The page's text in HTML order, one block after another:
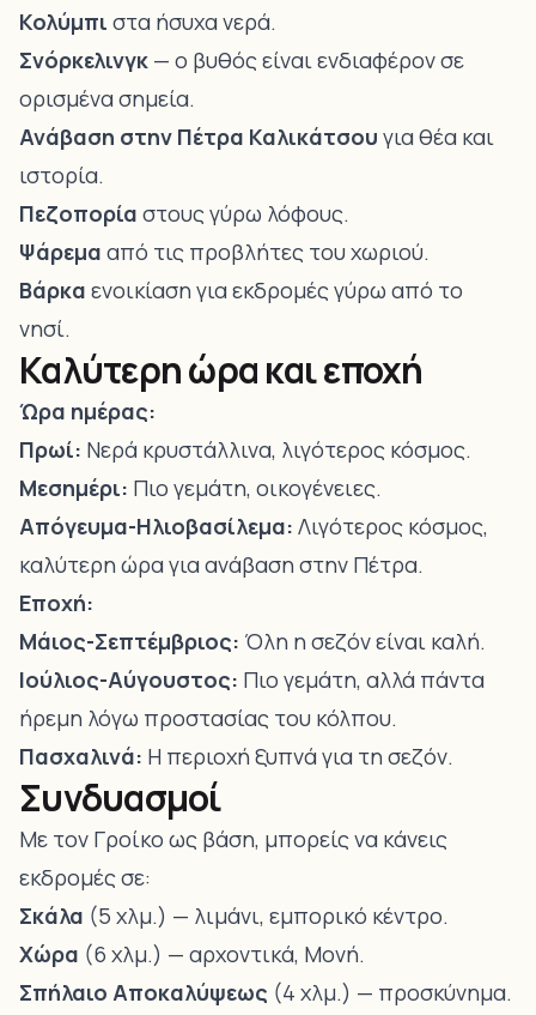
Κολύμπι στα ήσυχα νερά.
Σνόρκελινγκ — ο βυθός είναι ενδιαφέρον σε
ορισμένα σημεία.
Ανάβαση στην Πέτρα Καλικάτσου για θέα και
ιστορία.
Πεζοπορία στους γύρω λόφους.
Ψάρεμα από τις προβλήτες του χωριού.
Βάρκα ενοικίαση για εκδρομές γύρω από το
νησί.
Καλύτερη ώρα και εποχή
Ώρα ημέρας:
Πρωί: Νερά κρυστάλλινα, λιγότερος κόσμος.
Μεσημέρι: Πιο γεμάτη, οικογένειες.
Απόγευμα-Ηλιοβασίλεμα: Λιγότερος κόσμος,
καλύτερη ώρα για ανάβαση στην Πέτρα.
Εποχή:
Μάιος-Σεπτέμβριος: Όλη η σεζόν είναι καλή.
Ιούλιος-Αύγουστος: Πιο γεμάτη, αλλά πάντα
ήρεμη λόγω προστασίας του κόλπου.
Πασχαλινά: Η περιοχή ξυπνά για τη σεζόν.
Συνδυασμοί
Με τον Γροίκο ως βάση, μπορείς να κάνεις
εκδρομές σε:
Σκάλα (5 χλμ.) — λιμάνι, εμπορικό κέντρο.
Χώρα (6 χλμ.) — αρχοντικά, Μονή.
Σπήλαιο Αποκαλύψεως (4 χλμ.) — προσκύνημα.